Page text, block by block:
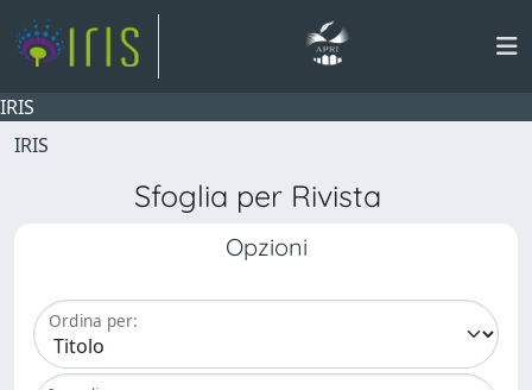
IRIS
IRIS
Sfoglia per Rivista
Opzioni
Ordina per: